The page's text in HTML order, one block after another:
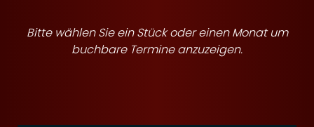
Bitte wählen Sie ein Stück oder einen Monat um
buchbare Termine anzuzeigen.